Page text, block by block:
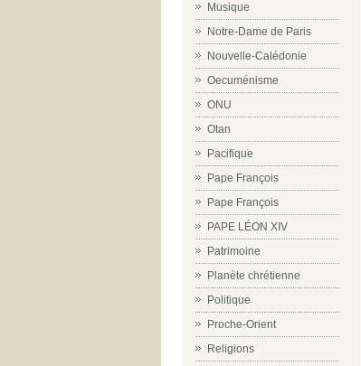
Musique
Notre-Dame de Paris
Nouvelle-Calédonie
Oecuménisme
ONU
Otan
Pacifique
Pape François
Pape François
PAPE LÉON XIV
Patrimoine
Planète chrétienne
Politique
Proche-Orient
Religions